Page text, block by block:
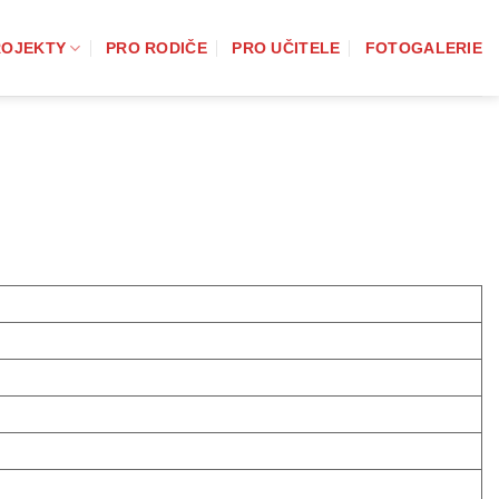
PRO RODIČE PRO UČITELE FOTOGALERIE